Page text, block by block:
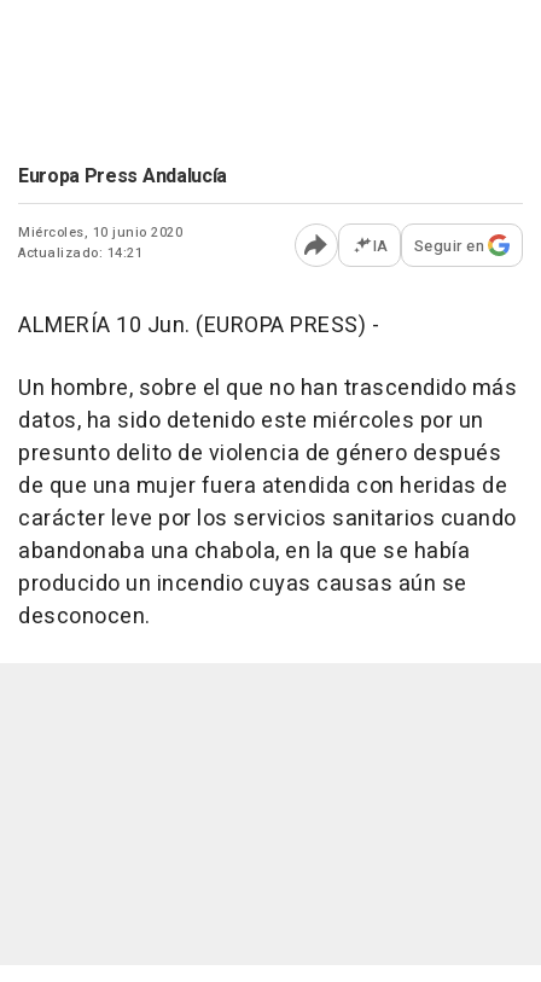
Europa Press Andalucía
Miércoles, 10 junio 2020
Actualizado: 14:21
Abrir opciones para
IA Seguir en
ALMERÍA 10 Jun. (EUROPA PRESS) -
Un hombre, sobre el que no han trascendido más
datos, ha sido detenido este miércoles por un
presunto delito de violencia de género después
de que una mujer fuera atendida con heridas de
carácter leve por los servicios sanitarios cuando
abandonaba una chabola, en la que se había
producido un incendio cuyas causas aún se
desconocen.